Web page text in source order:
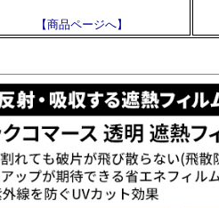
【商品ページへ】